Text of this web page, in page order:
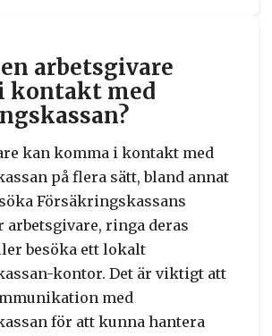
arbetsgivare
kontakt med
kan komma i kontakt med
på flera sätt, bland annat
Försäkringskassans
arbetsgivare, ringa deras
besöka ett lokalt
kontor. Det är viktigt att
med
för att kunna hantera